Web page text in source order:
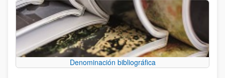
Denominación bibliográfica